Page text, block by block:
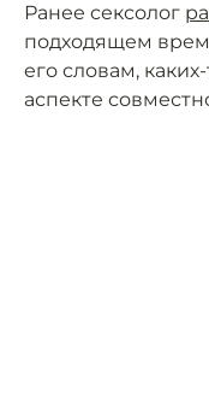
Ранее сексолог
подходящем
его словам,
аспекте